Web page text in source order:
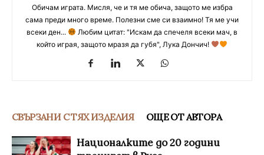
Обичам играта. Мисля, че и тя ме обича, защото ме избра
сама преди много време. Полезни сме си взаимно! Тя ме учи
всеки ден...
Любим цитат: "Искам да спечеля всеки мач, в
който играя, защото мразя да губя", Лука Дончич!
СВЪРЗАНИ С ТЯХ ИЗДЕЛИЯ ОЩЕ ОТ АВТОРА
Националките до 20 години